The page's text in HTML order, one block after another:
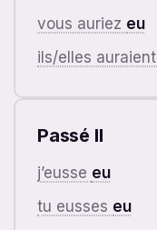
vous auriez eu
ils/elles auraient
Passé II
j’eusse eu
tu eusses eu